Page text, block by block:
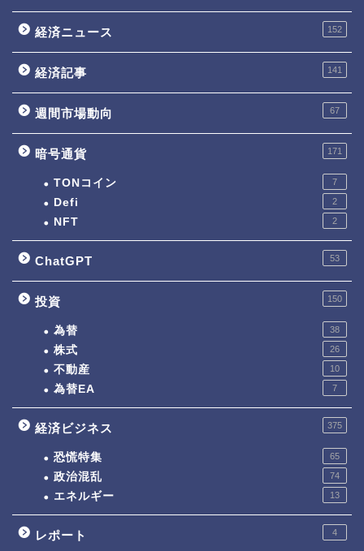
経済ニュース 152
経済記事 141
週間市場動向 67
暗号通貨 171
TONコイン 7
Defi 2
NFT 2
ChatGPT 53
投資 150
為替 38
株式 26
不動産 10
為替EA 7
経済ビジネス 375
恐慌特集 65
政治混乱 74
エネルギー 13
レポート 4